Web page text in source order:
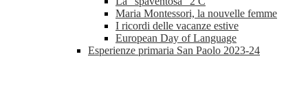
Maria Montessori, la nouvelle femme
I ricordi delle vacanze estive
European Day of Language
Esperienze primaria San Paolo 2023-24